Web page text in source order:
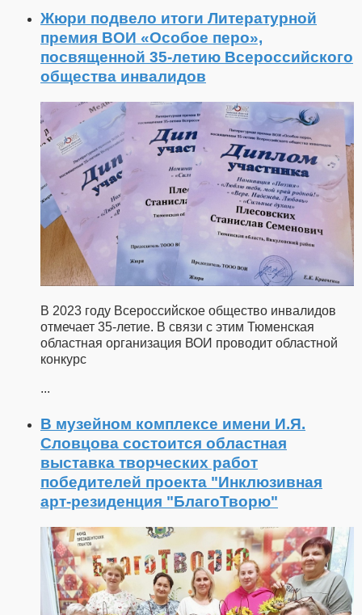
Жюри подвело итоги Литературной
премия ВОИ «Особое перо»,
посвященной 35-летию Всероссийского
общества инвалидов
В 2023 году Всероссийское общество инвалидов
отмечает 35-летие. В связи с этим Тюменская
областная организация ВОИ проводит областной
конкурс
...
В музейном комплексе имени И.Я.
Словцова состоится областная
выставка творческих работ
победителей проекта "Инклюзивная
арт-резиденция "БлагоТворю"